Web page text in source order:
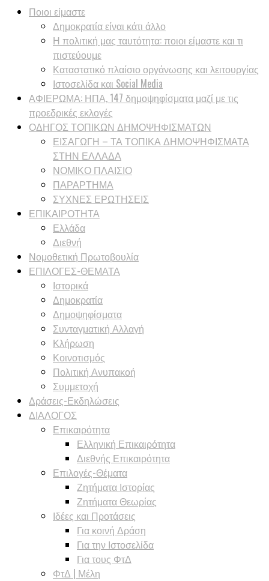
Ποιοι είμαστε
Δημοκρατία είναι κάτι άλλο
Η πολιτική μας ταυτότητα: ποιοι είμαστε και τι
πιστεύουμε
Καταστατικό πλαίσιο οργάνωσης και λειτουργίας
Ιστοσελίδα και Social Media
ΑΦΙΕΡΩΜΑ: ΗΠΑ, 147 δημοψηφίσματα μαζί με τις
προεδρικές εκλογές
ΟΔΗΓΟΣ ΤΟΠΙΚΩΝ ΔΗΜΟΨΗΦΙΣΜΑΤΩΝ
ΕΙΣΑΓΩΓΗ – ΤΑ ΤΟΠΙΚΑ ΔΗΜΟΨΗΦΙΣΜΑΤΑ
ΣΤΗΝ ΕΛΛΑΔΑ
ΝΟΜΙΚΟ ΠΛΑΙΣΙΟ
ΠΑΡΑΡΤΗΜΑ
ΣΥΧΝΕΣ ΕΡΩΤΗΣΕΙΣ
ΕΠΙΚΑΙΡΟΤΗΤΑ
Ελλάδα
Διεθνή
Νομοθετική Πρωτοβουλία
ΕΠΙΛΟΓΕΣ-ΘΕΜΑΤΑ
Ιστορικά
Δημοκρατία
Δημοψηφίσματα
Συνταγματική Αλλαγή
Κλήρωση
Κοινοτισμός
Πολιτική Ανυπακοή
Συμμετοχή
Δράσεις-Εκδηλώσεις
ΔΙΑΛΟΓΟΣ
Επικαιρότητα
Ελληνική Επικαιρότητα
Διεθνής Επικαιρότητα
Επιλογές-Θέματα
Ζητήματα Ιστορίας
Ζητήματα Θεωρίας
Ιδέες και Προτάσεις
Για κοινή Δράση
Για την Ιστοσελίδα
Για τους ΦτΔ
ΦτΔ | Μέλη